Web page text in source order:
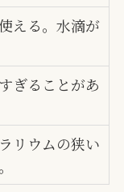
える。水滴が
ぎることがあ
リウムの狭い